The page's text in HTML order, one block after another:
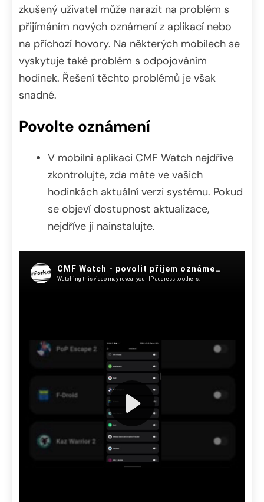
zkušený uživatel může narazit na problém s
přijímáním nových oznámení z aplikací nebo
na příchozí hovory. Na některých mobilech se
vyskytuje také problém s odpojováním
hodinek. Řešení těchto problémů je však
snadné.
Povolte oznámení
V mobilní aplikaci CMF Watch nejdříve
zkontrolujte, zda máte ve vašich
hodinkách aktuální verzi systému. Pokud
se objeví dostupnost aktualizace,
nejdříve ji nainstalujte.